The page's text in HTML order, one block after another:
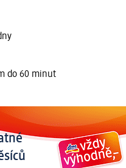
do 60 minut